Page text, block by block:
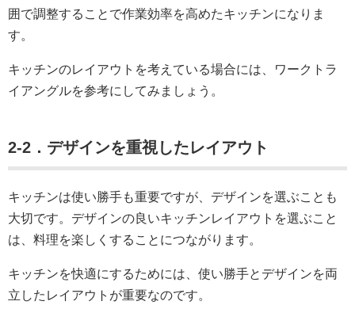
囲で調整することで作業効率を高めたキッチンになりま
す。
キッチンのレイアウトを考えている場合には、ワークトラ
イアングルを参考にしてみましょう。
2-2．デザインを重視したレイアウト
キッチンは使い勝手も重要ですが、デザインを選ぶことも
大切です。デザインの良いキッチンレイアウトを選ぶこと
は、料理を楽しくすることにつながります。
キッチンを快適にするためには、使い勝手とデザインを両
立したレイアウトが重要なのです。